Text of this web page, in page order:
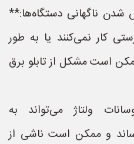
ناگهانی دستگاه‌ها:**
کار نمی‌کنند یا به طور
است مشکل از تابلو برق
ولتاژ می‌تواند به
و ممکن است ناشی از